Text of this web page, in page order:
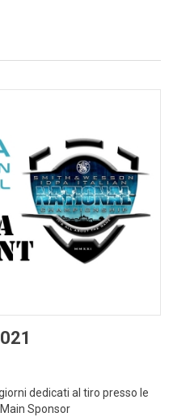
dedicati al tiro presso le
Sponsor